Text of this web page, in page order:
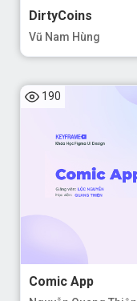
DirtyCoins
Vũ Nam Hùng
190
Comic App